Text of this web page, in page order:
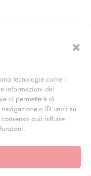
tecnologie come i
informazioni del
ci permetterà di
o ID unici su
può influire
(MI)